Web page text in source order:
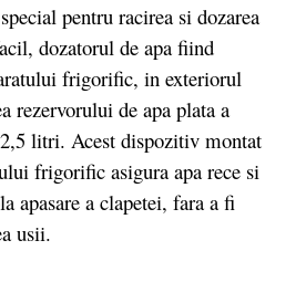
special pentru racirea si dozarea
dozatorul de apa fiind
frigorific, in exteriorul
rezervorului de apa plata a
litri. Acest dispozitiv montat
frigorific asigura apa rece si
apasare a clapetei, fara a fi
usii.